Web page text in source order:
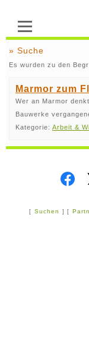
» Suche
Es wurden zu den
Marmor zum
Wer an Marmor
Bauwerke
Kategorie: Arbeit &
[ Suchen ] [